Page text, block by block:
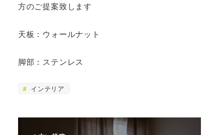
方のご提案致します
天板：ウォールナット
脚部：ステンレス
インテリア